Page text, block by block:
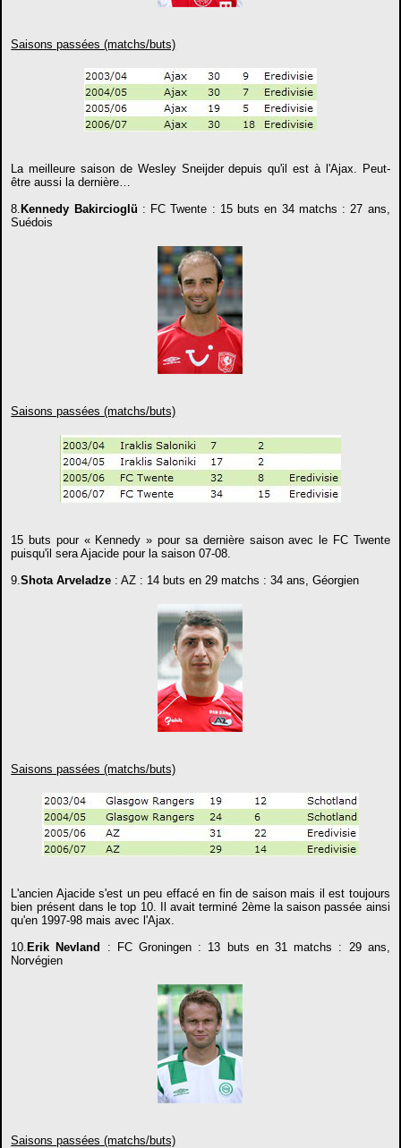
Saisons passées (matchs/buts)
La meilleure saison de Wesley Sneijder depuis qu'il est à l'Ajax. Peut-
être aussi la dernière…
8.Kennedy Bakircioglü : FC Twente : 15 buts en 34 matchs : 27 ans,
Suédois
Saisons passées (matchs/buts)
15 buts pour « Kennedy » pour sa dernière saison avec le FC Twente
puisqu'il sera Ajacide pour la saison 07-08.
9.Shota Arveladze : AZ : 14 buts en 29 matchs : 34 ans, Géorgien
Saisons passées (matchs/buts)
L'ancien Ajacide s'est un peu effacé en fin de saison mais il est toujours
bien présent dans le top 10. Il avait terminé 2ème la saison passée ainsi
qu'en 1997-98 mais avec l'Ajax.
10.Erik Nevland : FC Groningen : 13 buts en 31 matchs : 29 ans,
Norvégien
Saisons passées (matchs/buts)